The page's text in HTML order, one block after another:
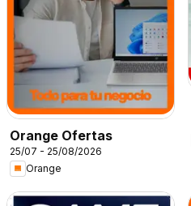
Orange Ofertas
25/07 - 25/08/2026
Orange